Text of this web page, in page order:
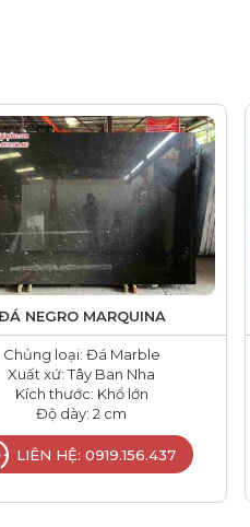
NEGRO MARQUINA
Chủng loại: Đá Marble
Xuất xứ: Tây Ban Nha
Kích thước: Khổ lớn
Độ dày: 2 cm
LIÊN HỆ: 0919.156.437